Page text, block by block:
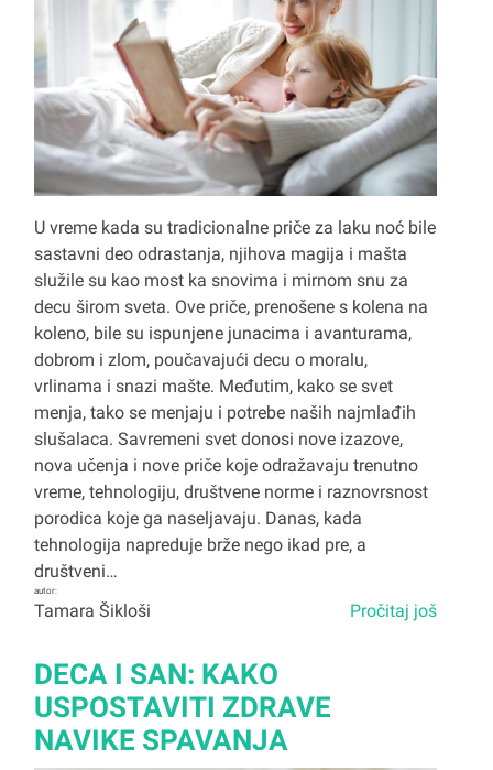
U vreme kada su tradicionalne priče za laku noć bile
sastavni deo odrastanja, njihova magija i mašta
služile su kao most ka snovima i mirnom snu za
decu širom sveta. Ove priče, prenošene s kolena na
koleno, bile su ispunjene junacima i avanturama,
dobrom i zlom, poučavajući decu o moralu,
vrlinama i snazi mašte. Međutim, kako se svet
menja, tako se menjaju i potrebe naših najmlađih
slušalaca. Savremeni svet donosi nove izazove,
nova učenja i nove priče koje odražavaju trenutno
vreme, tehnologiju, društvene norme i raznovrsnost
porodica koje ga naseljavaju. Danas, kada
tehnologija napreduje brže nego ikad pre, a
društveni…
Pročitaj još
autor:
Tamara Šikloši
DECA I SAN: KAKO
USPOSTAVITI ZDRAVE
NAVIKE SPAVANJA